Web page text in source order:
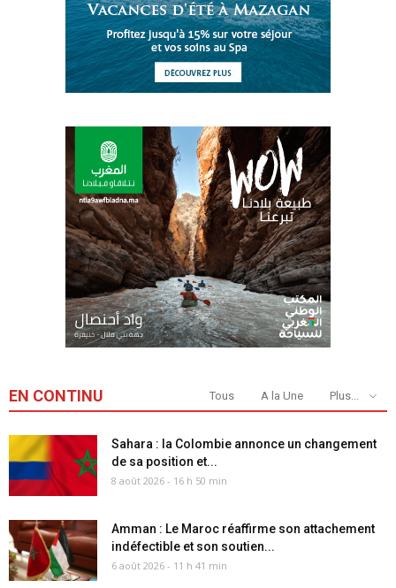
EN CONTINU Tous A la Une Plus...
Sahara : la Colombie annonce un changement
de sa position et...
8 août 2026 - 16 h 50 min
Amman : Le Maroc réaffirme son attachement
indéfectible et son soutien...
6 août 2026 - 11 h 41 min